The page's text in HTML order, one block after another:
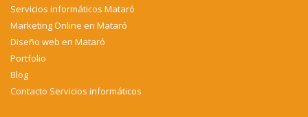
Servicios informáticos Mataró
Marketing Online en Mataró
Diseño web en Mataró
Portfolio
Blog
Contacto Servicios informáticos